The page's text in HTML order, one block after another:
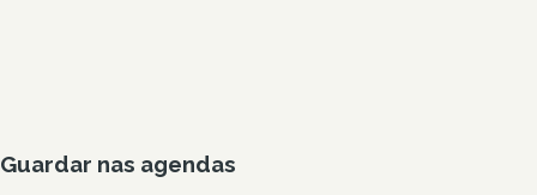
Guardar nas agendas